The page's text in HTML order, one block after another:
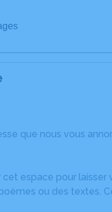
que nous vous
cet espace pour
ou des textes.